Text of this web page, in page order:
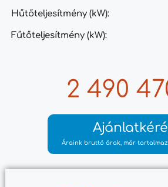
Hűtőteljesítmény (kW):
Fűtőteljesítmény (kW):
2 490
Áraink bruttó árak, már